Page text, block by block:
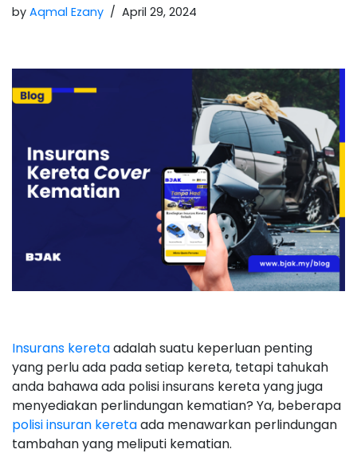
by Aqmal Ezany April 29, 2024
Insurans keretaadalah suatu keperluan penting
yang perlu ada pada setiap kereta, tetapi tahukah
anda bahawa ada polisi insurans kereta yang juga
menyediakan perlindungan kematian? Ya, beberapa
polisi insuran keretaada menawarkan perlindungan
tambahan yang meliputi kematian.